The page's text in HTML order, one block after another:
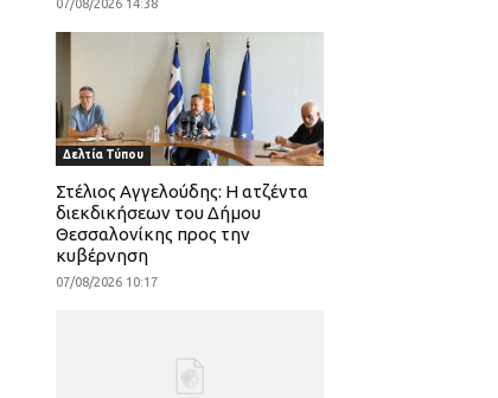
07/08/2026 14:38
Δελτία Τύπου
Στέλιος Αγγελούδης: Η ατζέντα
διεκδικήσεων του Δήμου
Θεσσαλονίκης προς την
κυβέρνηση
07/08/2026 10:17